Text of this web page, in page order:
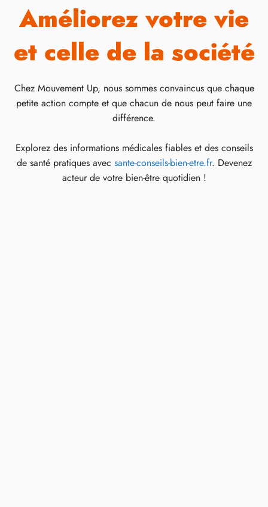
Améliorez votre vie
et celle de la société
Chez Mouvement Up, nous sommes convaincus que chaque
petite action compte et que chacun de nous peut faire une
différence.
Explorez des informations médicales fiables et des conseils
de santé pratiques avec sante-conseils-bien-etre.fr. Devenez
acteur de votre bien-être quotidien !